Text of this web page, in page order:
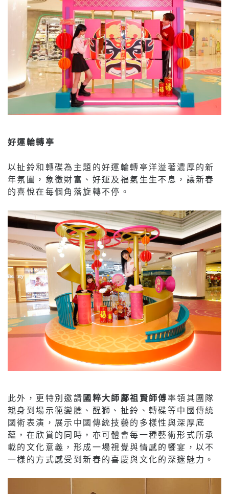
好運輪轉亭
以扯鈴和轉碟為主題的好運輪轉亭洋溢著濃厚的新
年氛圍，象徵財富、好運及福氣生生不息，讓新春
的喜悅在每個角落旋轉不停。
此外，更特別邀請國粹大師鄺祖賢師傅率領其團隊
親身到場示範變臉、醒獅、扯鈴、轉碟等中國傳統
國術表演，展示中國傳統技藝的多樣性與深厚底
蘊，在欣賞的同時，亦可體會每一種藝術形式所承
載的文化意義，形成一場視覺與情感的饗宴，以不
一樣的方式感受到新春的喜慶與文化的深邃魅力。